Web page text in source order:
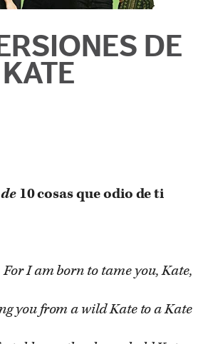
DE
KATE
10 cosas que odio de ti
For I am born to tame you, Kate,
you from a wild Kate to a Kate